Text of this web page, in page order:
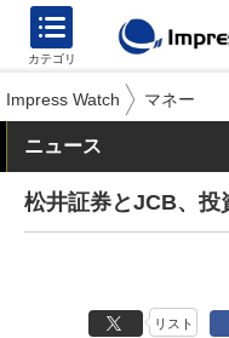
カテゴリ
Impress Watch マネー
ニュース
松井証券とJCB、投
リスト